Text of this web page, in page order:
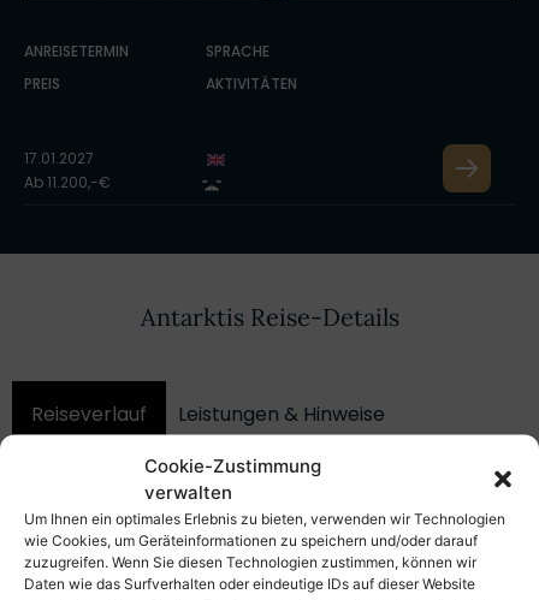
Cookie-Zustimmung
verwalten
Um Ihnen ein optimales Erlebnis zu bieten, verwenden wir Technologien
wie Cookies, um Geräteinformationen zu speichern und/oder darauf
zuzugreifen. Wenn Sie diesen Technologien zustimmen, können wir
Daten wie das Surfverhalten oder eindeutige IDs auf dieser Website
ANREISETERMIN
PREIS
SPRACHE
AKTIVITÄTEN
17.01.2027
Ab 11.200,-€
Antarktis Reise-Details
Reiseverlauf Leistungen & Hinweise
Kabinen & Preise Aktivitäten
alles ausklappen alles einklappen